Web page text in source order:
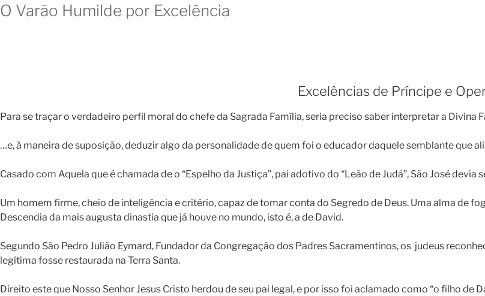
O Varão Humilde por Excelência
Excelências de Príncipe e
Para se traçar o verdadeiro perfil moral do chefe da Sagrada Família, seria preciso saber interpretar a Divina
…e, à maneira de suposição, deduzir algo da personalidade de quem foi o educador daquele semblante que ali
Casado com Aquela que é chamada de o “Espelho da Justiça”, pai adotivo do “Leão de Judá”, São José
Um homem firme, cheio de inteligência e critério, capaz de tomar conta do Segredo de Deus. Uma alma de
Descendia da mais augusta dinastia que já houve no mundo, isto é, a de David.
Segundo São Pedro Julião Eymard, Fundador da Congregação dos Padres Sacramentinos, os judeus
legítima fosse restaurada na Terra Santa.
Direito este que Nosso Senhor Jesus Cristo herdou de seu pai legal, e por isso foi aclamado como “o filho de